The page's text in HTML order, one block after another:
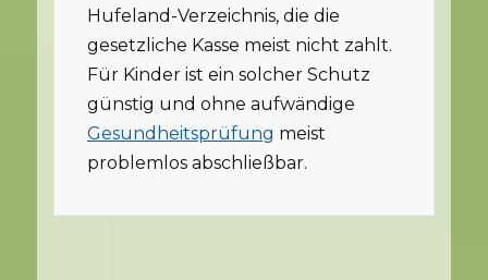
Hufeland-Verzeichnis, die die
gesetzliche Kasse meist nicht zahlt.
Für Kinder ist ein solcher Schutz
günstig und ohne aufwändige
Gesundheitsprüfung meist
problemlos abschließbar.